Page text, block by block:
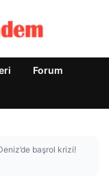
Forum
başrol krizi!